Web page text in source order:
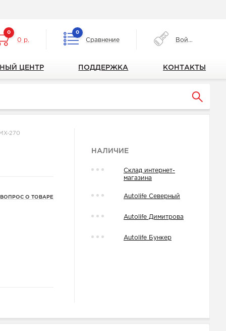
0
0 р.
0
Сравнение Войти
ЦЕНТР ПОДДЕРЖКА КОНТАКТЫ
270
ВОПРОС О ТОВАРЕ
НАЛИЧИЕ
Склад интернет-
магазина
Autolife Северный
Autolife Димитрова
Autolife Бункер